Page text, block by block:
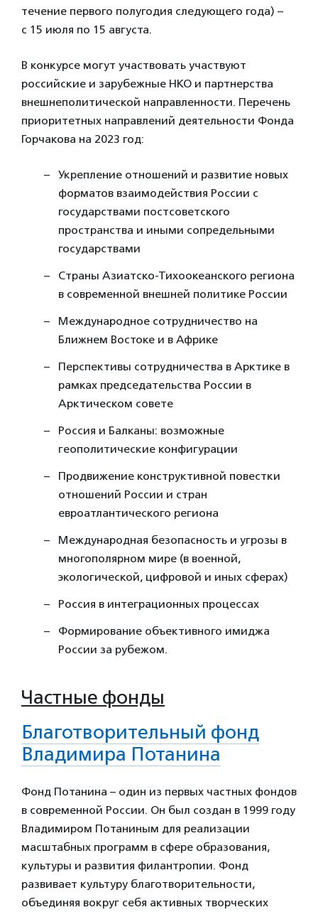
течение первого полугодия следующего года) –
с 15 июля по 15 августа.
В конкурсе могут участвовать участвуют
российские и зарубежные НКО и партнерства
внешнеполитической направленности. Перечень
приоритетных направлений деятельности Фонда
Горчакова на 2023 год:
Укрепление отношений и развитие новых
форматов взаимодействия России с
государствами постсоветского
пространства и иными сопредельными
государствами
Страны Азиатско-Тихоокеанского региона
в современной внешней политике России
Международное сотрудничество на
Ближнем Востоке и в Африке
Перспективы сотрудничества в Арктике в
рамках председательства России в
Арктическом совете
Россия и Балканы: возможные
геополитические конфигурации
Продвижение конструктивной повестки
отношений России и стран
евроатлантического региона
Международная безопасность и угрозы в
многополярном мире (в военной,
экологической, цифровой и иных сферах)
Россия в интеграционных процессах
Формирование объективного имиджа
России за рубежом.
Частные фонды
Благотворительный фонд
Владимира Потанина
Фонд Потанина – один из первых частных фондов
в современной России. Он был создан в 1999 году
Владимиром Потаниным для реализации
масштабных программ в сфере образования,
культуры и развития филантропии. Фонд
развивает культуру благотворительности,
объединяя вокруг себя активных творческих